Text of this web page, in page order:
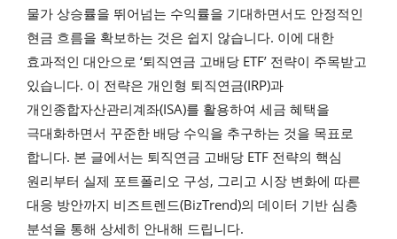
물가 상승률을 뛰어넘는 수익률을 기대하면서도 안정적인
현금 흐름을 확보하는 것은 쉽지 않습니다. 이에 대한
효과적인 대안으로 ‘퇴직연금 고배당 ETF’ 전략이 주목받고
있습니다. 이 전략은 개인형 퇴직연금(IRP)과
개인종합자산관리계좌(ISA)를 활용하여 세금 혜택을
극대화하면서 꾸준한 배당 수익을 추구하는 것을 목표로
합니다. 본 글에서는 퇴직연금 고배당 ETF 전략의 핵심
원리부터 실제 포트폴리오 구성, 그리고 시장 변화에 따른
대응 방안까지 비즈트렌드(BizTrend)의 데이터 기반 심층
분석을 통해 상세히 안내해 드립니다.